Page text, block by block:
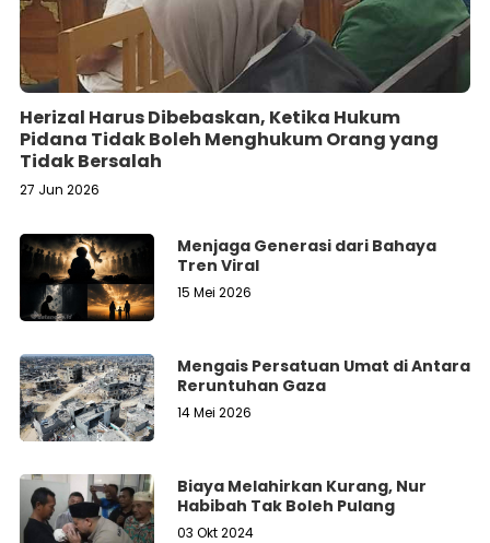
Herizal Harus Dibebaskan, Ketika Hukum
Pidana Tidak Boleh Menghukum Orang yang
Tidak Bersalah
27 Jun 2026
Menjaga Generasi dari Bahaya
Tren Viral
15 Mei 2026
Mengais Persatuan Umat di Antara
Reruntuhan Gaza
14 Mei 2026
Biaya Melahirkan Kurang, Nur
Habibah Tak Boleh Pulang
03 Okt 2024